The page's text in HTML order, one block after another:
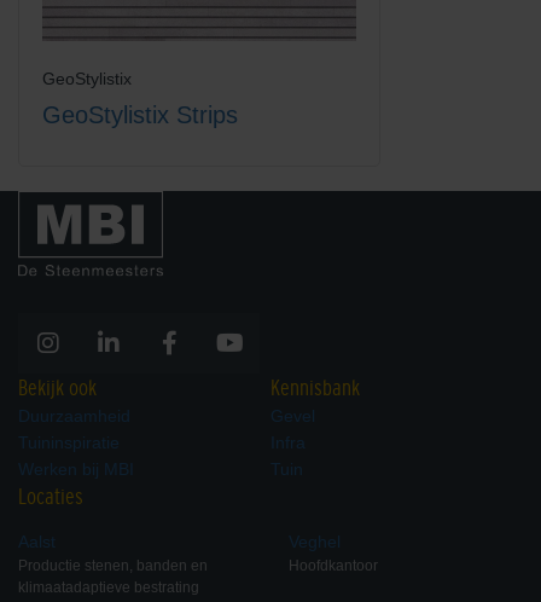
GeoStylistix
GeoStylistix Strips
Bekijk ook
Duurzaamheid
Tuininspiratie
Werken bij MBI
Kennisbank
Gevel
Infra
Tuin
Locaties
Aalst
Productie stenen, banden en
klimaatadaptieve bestrating
Veghel
Hoofdkantoor